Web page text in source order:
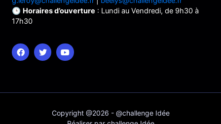
🕒 Horaires d’ouverture : Lundi au Vendredi, de 9h30 à
17h30
Copyright @2026 - @challenge Idée